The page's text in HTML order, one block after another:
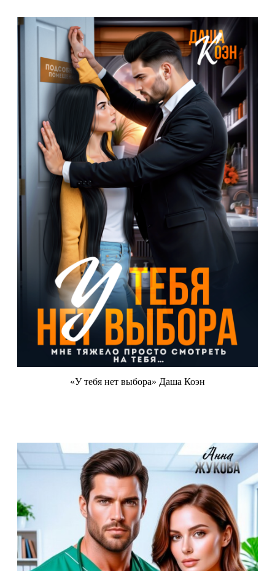
«У тебя нет выбора» Даша Коэн